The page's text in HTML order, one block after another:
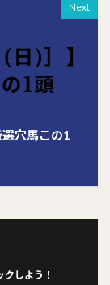
Next
穴馬この1
しよう！